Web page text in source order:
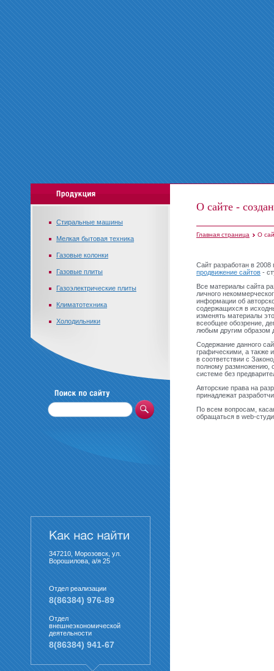
Стиральные машины
Мелкая бытовая техника
Газовые колонки
Газовые плиты
Газоэлектрические плиты
Климатотехника
Холодильники
347210, Морозовск, ул.
Ворошилова, а/я 25
Отдел реализации
8(86384) 976-89
Отдел
внешнеэкономической
деятельности
8(86384) 941-67
О сайте -
Главная страница О
Сайт разработан в 2008
продвижение сайтов -
Все материалы сайта
личного
информации об
содержащихся в
изменять материалы
всеобщее обозрение,
любым другим образом
Содержание данного
графическими, а также
в соответствии с
полному размножению,
системе без
Авторские права на
принадлежат
По всем вопросам,
обращаться в web-